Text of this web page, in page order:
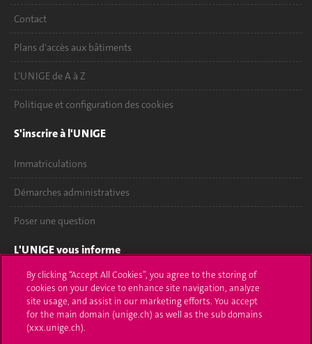
Contact
Plans d'accès aux bâtiments
L'UNIGE de A à Z
Politique et configuration des cookies
S'inscrire à l'UNIGE
Immatriculations
Démarches administratives
Poser une question
L'UNIGE vous informe
UNIGE Mobile
Médias
Offres d'emploi
By clicking “Accept All Cookies”, you agree to the storing of
cookies on your device to enhance site navigation, analyze
site usage, and assist in our marketing efforts. You accept
for the main domain (unige.ch) as well as the sub domains
(xxx.unige.ch).